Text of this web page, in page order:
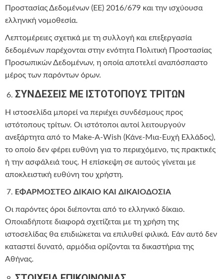
Προστασίας Δεδομένων (ΕΕ) 2016/679 και την ισχύουσα
ελληνική νομοθεσία.
Λεπτομέρειες σχετικά με τη συλλογή και επεξεργασία
δεδομένων παρέχονται στην ενότητα Πολιτική Προστασίας
Προσωπικών Δεδομένων, η οποία αποτελεί αναπόσπαστο
μέρος των παρόντων όρων.
ΣΥΝΔΕΣΕΙΣ ΜΕ ΙΣΤΟΤΟΠΟΥΣ ΤΡΙΤΩΝ
Η ιστοσελίδα μπορεί να περιέχει συνδέσμους προς
ιστότοπους τρίτων. Οι ιστότοποι αυτοί λειτουργούν
ανεξάρτητα από το Make-A-Wish (Κάνε-Μια-Ευχή Ελλάδος),
το οποίο δεν φέρει ευθύνη για το περιεχόμενο, τις πρακτικές
ή την ασφάλειά τους. Η επίσκεψη σε αυτούς γίνεται με
αποκλειστική ευθύνη του χρήστη.
ΕΦΑΡΜΟΣΤΕΟ ΔΙΚΑΙΟ ΚΑΙ ΔΙΚΑΙΟΔΟΣΙΑ
Οι παρόντες όροι διέπονται από το ελληνικό δίκαιο.
Οποιαδήποτε διαφορά σχετίζεται με τη χρήση της
ιστοσελίδας θα επιδιώκεται να επιλυθεί φιλικά. Εάν αυτό δεν
καταστεί δυνατό, αρμόδια ορίζονται τα δικαστήρια της
Αθήνας.